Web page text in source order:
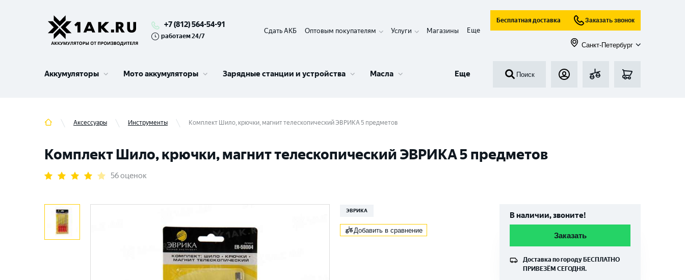
+7 (812) 564-54-91
работаем 24/7
Сдать АКБ Оптовым покупателям Услуги Магазины Еще
Бесплатная доставка Заказать звонок
Санкт-Петербург
Аккумуляторы Мото аккумуляторы Зарядные станции и устройства Масла Еще Поиск
Аксессуары Инструменты Комплект Шило, крючки, магнит телескопический ЭВРИКА 5 предметов
Комплект Шило, крючки, магнит телескопический ЭВРИКА 5 предметов
56 оценок
ЭВРИКА
Добавить в сравнение
В наличии, звоните!
Заказать
Доставка по городу БЕСПЛАТНО
ПРИВЕЗЁМ СЕГОДНЯ.